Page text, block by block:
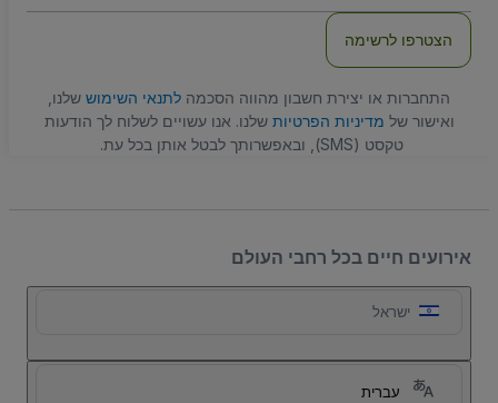
הצטרפו לרשימה
התחברות או יצירת חשבון מהווה הסכמהלתנאי השימוששלנו,
ואישור שלמדיניות הפרטיותשלנו. אנו עשויים לשלוח לך הודעות
טקסט (SMS), ובאפשרותך לבטל אותן בכל עת.
אירועים חיים בכל רחבי העולם
ישראל
עברית